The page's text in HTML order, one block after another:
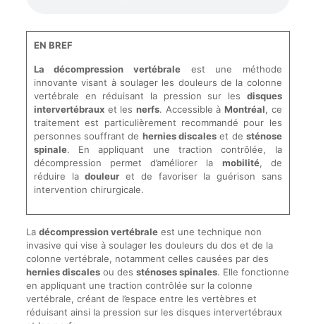
EN BREF
La décompression vertébrale est une méthode
innovante visant à soulager les douleurs de la colonne
vertébrale en réduisant la pression sur les disques
intervertébrauxet les nerfs. Accessible àMontréal, ce
traitement est particulièrement recommandé pour les
personnes souffrant de hernies discaleset de sténose
spinale. En appliquant une traction contrôlée, la
décompression permet d’améliorer la mobilité, de
réduire ladouleur et de favoriser la guérison sans
intervention chirurgicale.
La décompression vertébraleest une technique non
invasive qui vise à soulager les douleurs du dos et de la
colonne vertébrale, notamment celles causées par des
hernies discalesou des sténoses spinales. Elle fonctionne
en appliquant une traction contrôlée sur la colonne
vertébrale, créant de l’espace entre les vertèbres et
réduisant ainsi la pression sur les disques intervertébraux